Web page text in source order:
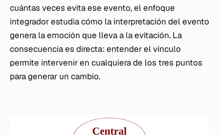
cuántas veces evita ese evento, el enfoque
integrador estudia cómo la interpretación del evento
genera la emoción que lleva a la evitación. La
consecuencia es directa: entender el vínculo
permite intervenir en cualquiera de los tres puntos
para generar un cambio.